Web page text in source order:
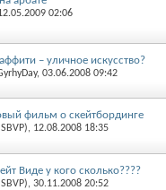
02:06
– уличное искусство?
‎, 03.06.2008 09:42
фильм о скейтбординге
‎, 12.08.2008 18:35
Виде у кого сколько????
‎, 30.11.2008 20:52